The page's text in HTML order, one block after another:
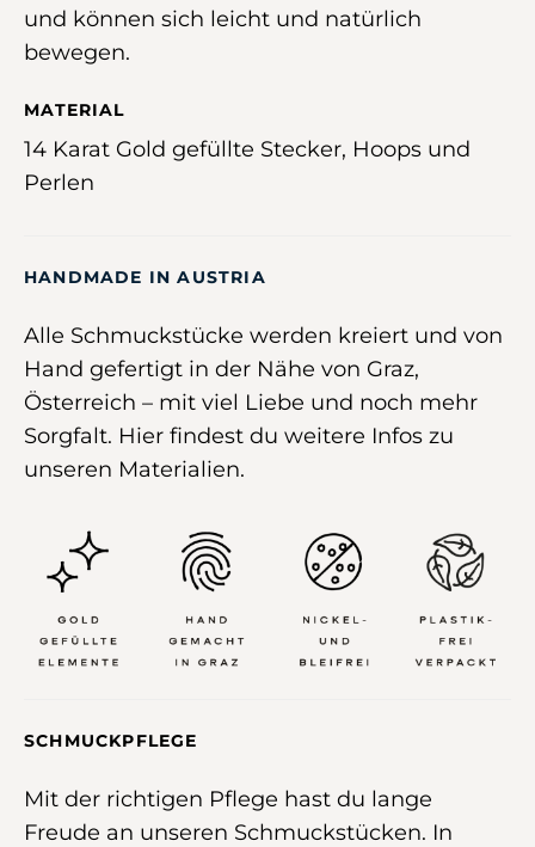
und können sich leicht und natürlich
bewegen.
MATERIAL
14 Karat Gold gefüllte Stecker, Hoops und
Perlen
HANDMADE IN AUSTRIA
Alle Schmuckstücke werden kreiert und von
Hand gefertigt in der Nähe von Graz,
Österreich – mit viel Liebe und noch mehr
Sorgfalt. Hier findest du weitere Infos zu
unseren Materialien.
SCHMUCKPFLEGE
Mit der richtigen Pflege hast du lange
Freude an unseren Schmuckstücken. In